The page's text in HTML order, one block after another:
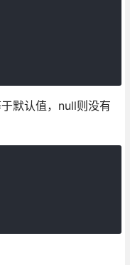
默认值，null则没有